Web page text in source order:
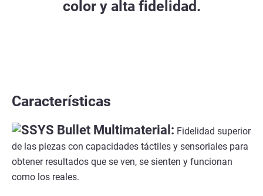
color y alta fidelidad.
Características
Multimaterial: Fidelidad superior
de las piezas con capacidades táctiles y sensoriales para
obtener resultados que se ven, se sienten y funcionan
como los reales.